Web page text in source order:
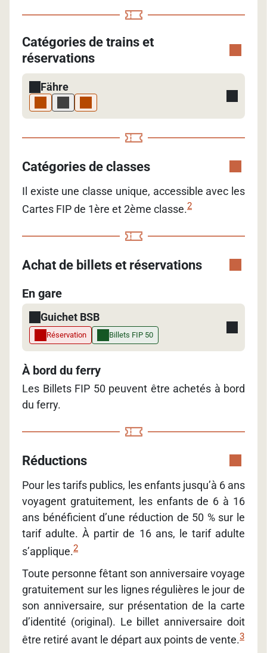
Catégories de trains et
réservations
Fähre
Catégories de classes
Il existe une classe unique, accessible avec les
Cartes FIP de 1ère et 2ème classe.2
Achat de billets et réservations
En gare
Guichet BSB
Réservation Billets FIP 50
À bord du ferry
Les Billets FIP 50 peuvent être achetés à bord
du ferry.
Réductions
Pour les tarifs publics, les enfants jusqu’à 6 ans
voyagent gratuitement, les enfants de 6 à 16
ans bénéficient d’une réduction de 50 % sur le
tarif adulte. À partir de 16 ans, le tarif adulte
s’applique.2
Toute personne fêtant son anniversaire voyage
gratuitement sur les lignes régulières le jour de
son anniversaire, sur présentation de la carte
d’identité (original). Le billet anniversaire doit
être retiré avant le départ aux points de vente.3